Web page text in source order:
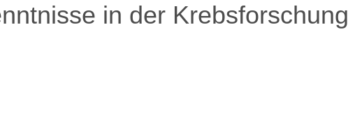
in der Krebsforschung